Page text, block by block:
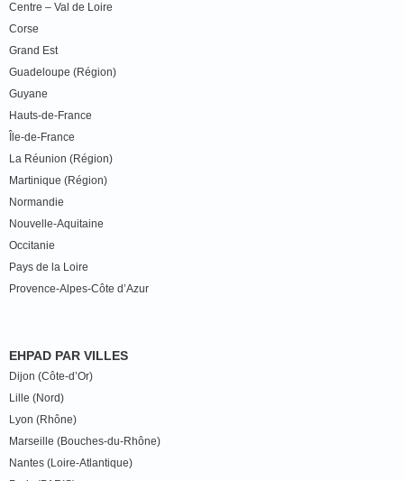
Centre – Val de Loire
Corse
Grand Est
Guadeloupe (Région)
Guyane
Hauts-de-France
Île-de-France
La Réunion (Région)
Martinique (Région)
Normandie
Nouvelle-Aquitaine
Occitanie
Pays de la Loire
Provence-Alpes-Côte d’Azur
EHPAD PAR VILLES
Dijon (Côte-d’Or)
Lille (Nord)
Lyon (Rhône)
Marseille (Bouches-du-Rhône)
Nantes (Loire-Atlantique)